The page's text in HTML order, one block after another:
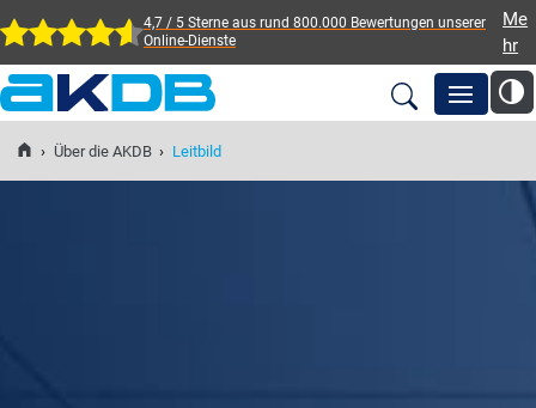
4,7 / 5 Sterne aus rund 800.000 Bewertungen unserer
Online-Dienste
Me
hr
AKDB Anstalt für
Kommunale
Datenverarbeitung in
Newsroom
› Über die AKDB › Leitbild